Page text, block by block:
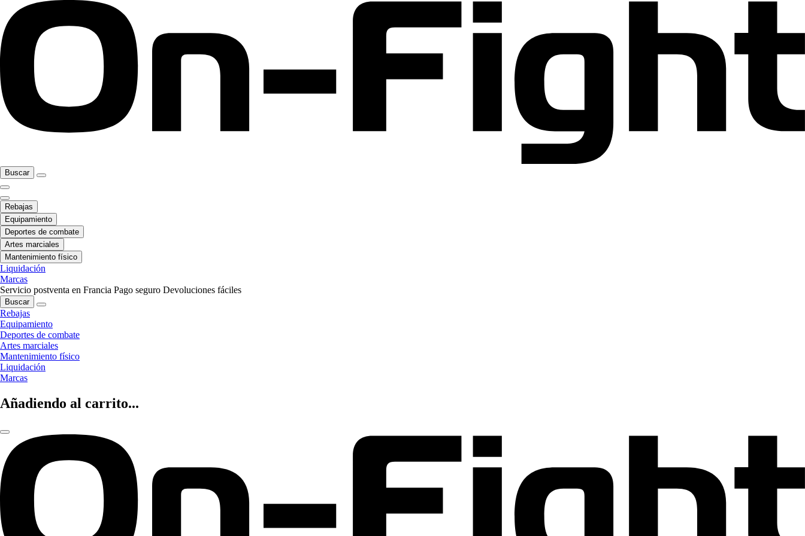
Buscar
Rebajas
Equipamiento
Deportes de combate
Artes marciales
Mantenimiento físico
Liquidación
Marcas
Servicio postventa en Francia Pago seguro Devoluciones fáciles
Buscar
Rebajas
Equipamiento
Deportes de combate
Artes marciales
Mantenimiento físico
Liquidación
Marcas
Añadiendo al carrito...